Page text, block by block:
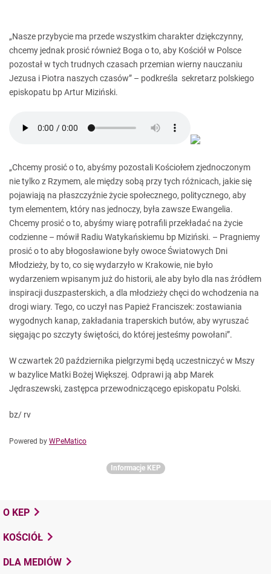
„Nasze przybycie ma przede wszystkim charakter dziękczynny,
chcemy jednak prosić również Boga o to, aby Kościół w Polsce
pozostał w tych trudnych czasach przemian wierny nauczaniu
Jezusa i Piotra naszych czasów” – podkreśla sekretarz polskiego
episkopatu bp Artur Miziński.
„Chcemy prosić o to, abyśmy pozostali Kościołem zjednoczonym
nie tylko z Rzymem, ale między sobą przy tych różnicach, jakie się
pojawiają na płaszczyźnie życie społecznego, politycznego, aby
tym elementem, który nas jednoczy, była zawsze Ewangelia.
Chcemy prosić o to, abyśmy wiarę potrafili przekładać na życie
codzienne – mówił Radiu Watykańskiemu bp Miziński. – Pragniemy
prosić o to aby błogosławione były owoce Światowych Dni
Młodzieży, by to, co się wydarzyło w Krakowie, nie było
wydarzeniem wpisanym już do historii, ale aby było dla nas źródłem
inspiracji duszpasterskich, a dla młodzieży chęci do wchodzenia na
drogi wiary. Tego, co uczył nas Papież Franciszek: zostawiania
wygodnych kanap, zakładania traperskich butów, aby wyruszać
sięgając po szczyty świętości, do której jesteśmy powołani”.
W czwartek 20 października pielgrzymi będą uczestniczyć w Mszy
w bazylice Matki Bożej Większej. Odprawi ją abp Marek
Jędraszewski, zastępca przewodniczącego episkopatu Polski.
bz/ rv
Powered by WPeMatico
Informacje KEP
O KEP
KOŚCIÓŁ
DLA MEDIÓW